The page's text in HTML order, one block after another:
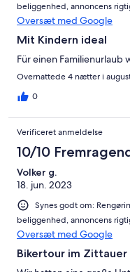
beliggenhed, annoncens
Oversæt med Google
Mit Kindern ideal
Für einen Familienurlaub
Overnattede 4 nætter i
0
Verificeret anmeldelse
10/10
Volker g.
18. jun. 2023
Synes godt om:
beliggenhed, annoncens
Oversæt med Google
Bikertour im Zittauer